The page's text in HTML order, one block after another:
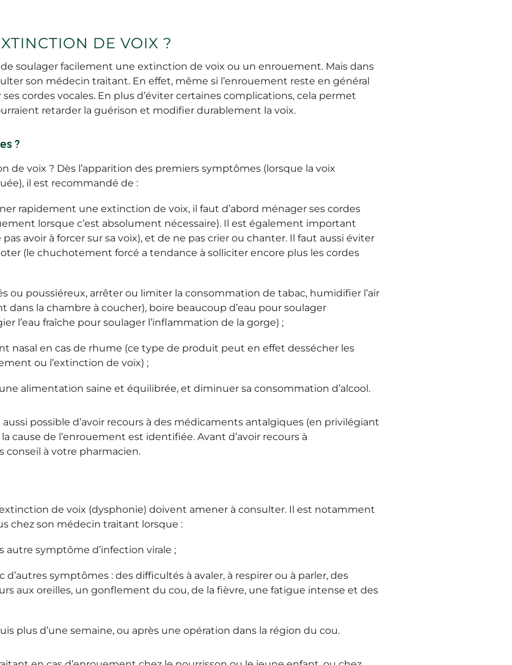
DE VOIX ?
soulager facilement une extinction de voix ou un enrouement. Mais dans
son médecin traitant. En effet, même si l’enrouement reste en général
cordes vocales. En plus d’éviter certaines complications, cela permet
retarder la guérison et modifier durablement la voix.
?
de voix ? Dès l’apparition des premiers symptômes (lorsque la voix
il est recommandé de :
rapidement une extinction de voix, il faut d’abord ménager ses cordes
lorsque c’est absolument nécessaire). Il est également important
avoir à forcer sur sa voix), et de ne pas crier ou chanter. Il faut aussi éviter
(le chuchotement forcé a tendance à solliciter encore plus les cordes
ou poussiéreux, arrêter ou limiter la consommation de tabac, humidifier l’air
la chambre à coucher), boire beaucoup d’eau pour soulager
l’eau fraîche pour soulager l’inflammation de la gorge) ;
nasal en cas de rhume (ce type de produit peut en effet dessécher les
ou l’extinction de voix) ;
alimentation saine et équilibrée, et diminuer sa consommation d’alcool.
possible d’avoir recours à des médicaments antalgiques (en privilégiant
cause de l’enrouement est identifiée. Avant d’avoir recours à
conseil à votre pharmacien.
de voix (dysphonie) doivent amener à consulter. Il est notamment
chez son médecin traitant lorsque :
autre symptôme d’infection virale ;
symptômes : des difficultés à avaler, à respirer ou à parler, des
aux oreilles, un gonflement du cou, de la fièvre, une fatigue intense et des
plus d’une semaine, ou après une opération dans la région du cou.